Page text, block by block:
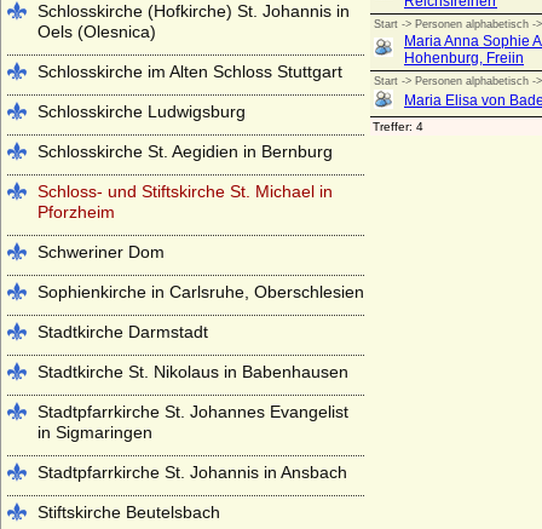
Schlosskirche (Hofkirche) St. Johannis in
Oels (Olesnica)
Schlosskirche im Alten Schloss Stuttgart
Schlosskirche Ludwigsburg
Schlosskirche St. Aegidien in Bernburg
Schloss- und Stiftskirche St. Michael in
Pforzheim
Schweriner Dom
Sophienkirche in Carlsruhe, Oberschlesien
Stadtkirche Darmstadt
Stadtkirche St. Nikolaus in Babenhausen
Stadtpfarrkirche St. Johannes Evangelist
in Sigmaringen
Stadtpfarrkirche St. Johannis in Ansbach
Stiftskirche Beutelsbach